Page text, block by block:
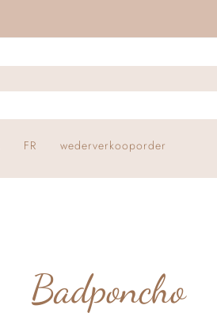
FR wederverkooporder
Badponcho